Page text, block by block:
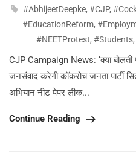
#AbhijeetDeepke, #CJP,
#EducationReform,
#NEETProtest, #Students,
CJP Campaign News: ‘क्या
जनसंवाद करेगी कॉकरोच जनता पार्टी
अभियान नीट पेपर लीक...
Continue Reading